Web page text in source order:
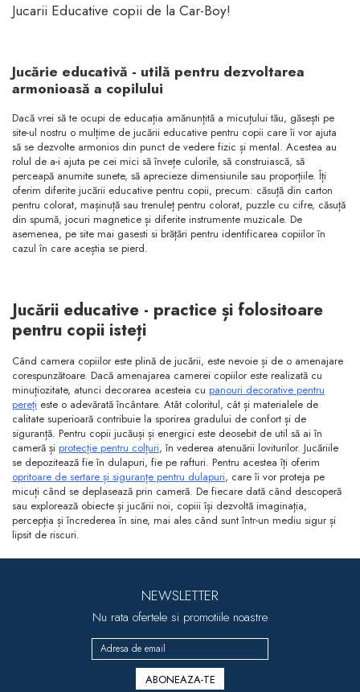
Jucarii Educative copii de la Car-Boy!
Jucărie educativă - utilă pentru dezvoltarea
armonioasă a copilului
Dacă vrei să te ocupi de educația amănunțită a micuțului tău, găsești pe
site-ul nostru o mulțime de jucării educative pentru copii care îi vor ajuta
să se dezvolte armonios din punct de vedere fizic și mental. Acestea au
rolul de a-i ajuta pe cei mici să învețe culorile, să construiască, să
perceapă anumite sunete, să aprecieze dimensiunile sau proporțiile. Îți
oferim diferite jucării educative pentru copii, precum: căsuță din carton
pentru colorat, mașinuță sau trenuleț pentru colorat, puzzle cu cifre, căsuță
din spumă, jocuri magnetice și diferite instrumente muzicale. De
asemenea, pe site mai gasesti si brățări pentru identificarea copiilor în
cazul în care aceștia se pierd.
Jucării educative - practice și folositoare
pentru copii isteți
Când camera copiilor este plină de jucării, este nevoie și de o amenajare
corespunzătoare. Dacă amenajarea camerei copiilor este realizată cu
minuțiozitate, atunci decorarea acesteia cu panouri decorative pentru
pereți este o adevărată încântare. Atât coloritul, cât și materialele de
calitate superioară contribuie la sporirea gradului de confort și de
siguranță. Pentru copii jucăuși și energici este deosebit de util să ai în
cameră și protecție pentru colțuri, în vederea atenuării loviturilor. Jucăriile
se depozitează fie în dulapuri, fie pe rafturi. Pentru acestea îți oferim
opritoare de sertare și siguranțe pentru dulapuri, care îi vor proteja pe
micuți când se deplasează prin cameră. De fiecare dată când descoperă
sau explorează obiecte și jucării noi, copiii își dezvoltă imaginația,
percepția și încrederea în sine, mai ales când sunt într-un mediu sigur și
lipsit de riscuri.
NEWSLETTER
Nu rata ofertele si promotiile noastre